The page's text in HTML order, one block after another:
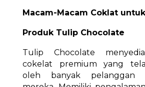
Macam-Macam Coklat
Produk Tulip Chocolate
Tulip Chocolate
cokelat premium yang
oleh banyak pelanggan